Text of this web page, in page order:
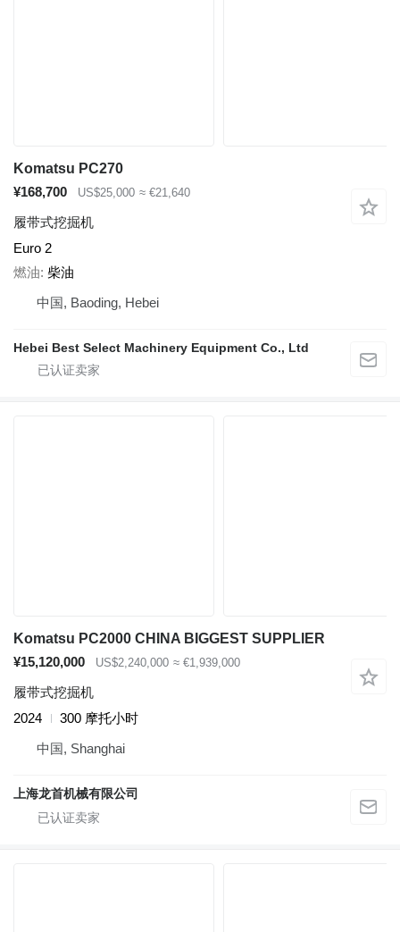
Komatsu PC270
¥168,700
US$25,000 ≈ €21,640
履带式挖掘机
Euro 2
燃油 柴油
中国, Baoding, Hebei
Hebei Best Select Machinery Equipment Co., Ltd
Komatsu PC2000 CHINA BIGGEST SUPPLIER
¥15,120,000
US$2,240,000 ≈ €1,939,000
履带式挖掘机
2024
300 摩托小时
中国, Shanghai
上海龙首机械有限公司